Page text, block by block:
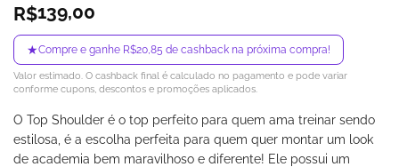
R$139,00
★Compre e ganhe R$20,85 de cashback na próxima compra!
Valor estimado. O cashback final é calculado no pagamento e pode variar
conforme cupons, descontos e promoções aplicados.
O Top Shoulder é o top perfeito para quem ama treinar sendo
estilosa, é a escolha perfeita para quem quer montar um look
de academia bem maravilhoso e diferente! Ele possui um